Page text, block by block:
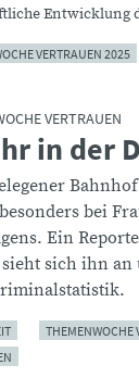
Entwicklung
VERTRAUEN 2025
VERTRAUEN
in der
bei
Ein
sich ihn an
THEMENWOCHE